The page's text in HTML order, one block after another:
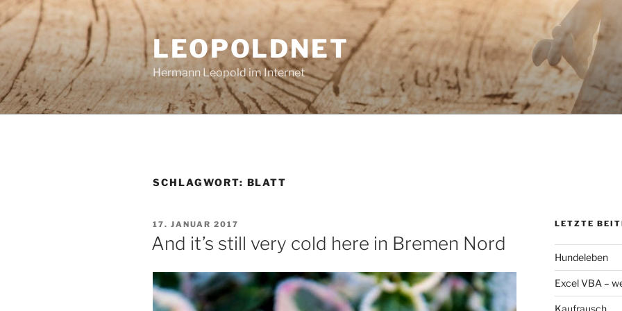
Zum
Inhalt
springen
LEOPOLDNET
Hermann Leopold im Internet
SCHLAGWORT: BLATT
VERÖFFENTLICHT
AM
17. JANUAR 2017
And it’s still very cold here in Bremen Nord
LETZTE
Hundeleben
Excel VBA –
Kaufrausch